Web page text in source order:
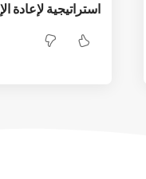
استراتيجية لإعادة